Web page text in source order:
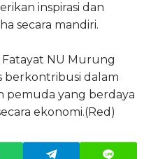
inspirasi dan
secara mandiri.
NU Murung
berkontribusi dalam
pemuda yang berdaya
ekonomi.(Red)